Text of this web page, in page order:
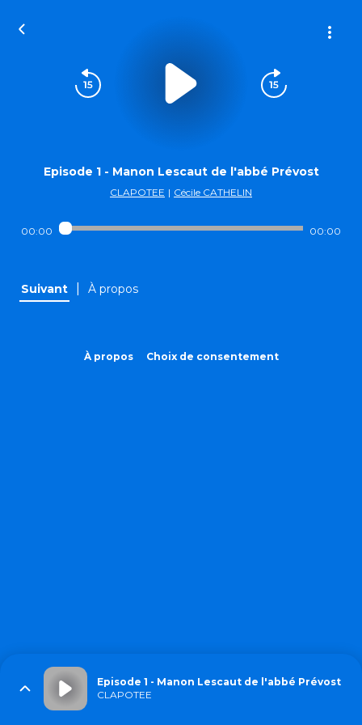
Episode 1 - Manon Lescaut de l'abbé Prévost
CLAPOTEE | Cécile CATHELIN
00:00 00:00
Suivant À propos
À propos Choix de consentement
Episode 1 - Manon Lescaut de l'abbé Prévost
CLAPOTEE